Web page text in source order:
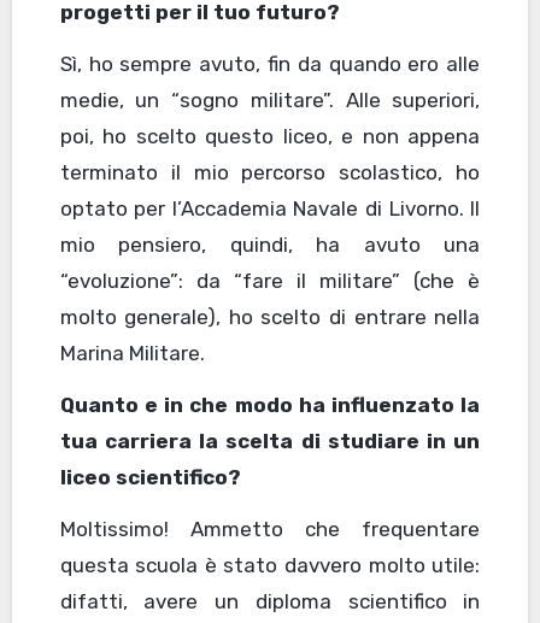
progetti per il tuo futuro?
Sì, ho sempre avuto, fin da quando ero alle
medie, un “sogno militare”. Alle superiori,
poi, ho scelto questo liceo, e non appena
terminato il mio percorso scolastico, ho
optato per l’Accademia Navale di Livorno. Il
mio pensiero, quindi, ha avuto una
“evoluzione”: da “fare il militare” (che è
molto generale), ho scelto di entrare nella
Marina Militare.
Quanto e in che modo ha influenzato la
tua carriera la scelta di studiare in un
liceo scientifico?
Moltissimo! Ammetto che frequentare
questa scuola è stato davvero molto utile:
difatti, avere un diploma scientifico in